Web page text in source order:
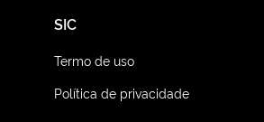
SIC
Termo de uso
Política de privacidade